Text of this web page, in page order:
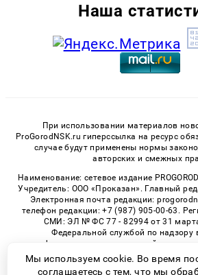
Наша
При использовании материалов
ProGorodNSK.ru гиперссылка на ресурс
случае будут применены нормы
авторских и смежных
Наименование: сетевое издание
Учредитель: ООО «Проказан». Главный
Электронная почта редакции:
телефон редакции: +7 (987) 905-00-63.
СМИ: ЭЛ № ФС 77 - 82994 от 31
Федеральной службой по надзору
информационных технологий и
Возрастная категория
Мы используем cookie. Во время
соглашаетесь с тем, что мы